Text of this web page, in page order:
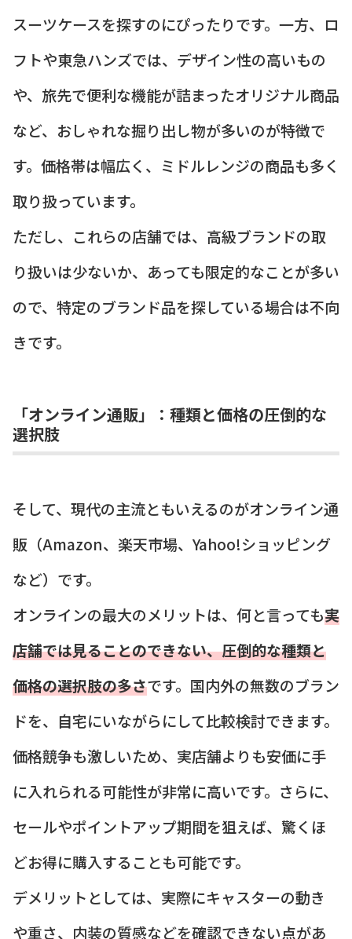
スーツケースを探すのにぴったりです。一方、ロ
フトや東急ハンズでは、デザイン性の高いもの
や、旅先で便利な機能が詰まったオリジナル商品
など、おしゃれな掘り出し物が多いのが特徴で
す。価格帯は幅広く、ミドルレンジの商品も多く
取り扱っています。
ただし、これらの店舗では、高級ブランドの取
り扱いは少ないか、あっても限定的なことが多い
ので、特定のブランド品を探している場合は不向
きです。
「オンライン通販」：種類と価格の圧倒的な
選択肢
そして、現代の主流ともいえるのがオンライン通
販（Amazon、楽天市場、Yahoo!ショッピング
など）です。
オンラインの最大のメリットは、何と言っても実
店舗では見ることのできない、圧倒的な種類と
価格の選択肢の多さです。国内外の無数のブラン
ドを、自宅にいながらにして比較検討できます。
価格競争も激しいため、実店舗よりも安価に手
に入れられる可能性が非常に高いです。さらに、
セールやポイントアップ期間を狙えば、驚くほ
どお得に購入することも可能です。
デメリットとしては、実際にキャスターの動き
や重さ、内装の質感などを確認できない点があ